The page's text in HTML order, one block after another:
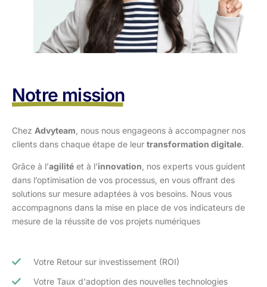
Notre mission
Chez Advyteam , nous nous engageons à accompagner nos
clients dans chaque étape de leur transformation digitale.
Grâce à l’agilité et à l’innovation , nos experts vous guident
dans l’optimisation de vos processus, en vous offrant des
solutions sur mesure adaptées à vos besoins. Nous vous
accompagnons dans la mise en place de vos indicateurs de
mesure de la réussite de vos projets numériques
Votre Retour sur investissement (ROI)
Votre Taux d'adoption des nouvelles technologies